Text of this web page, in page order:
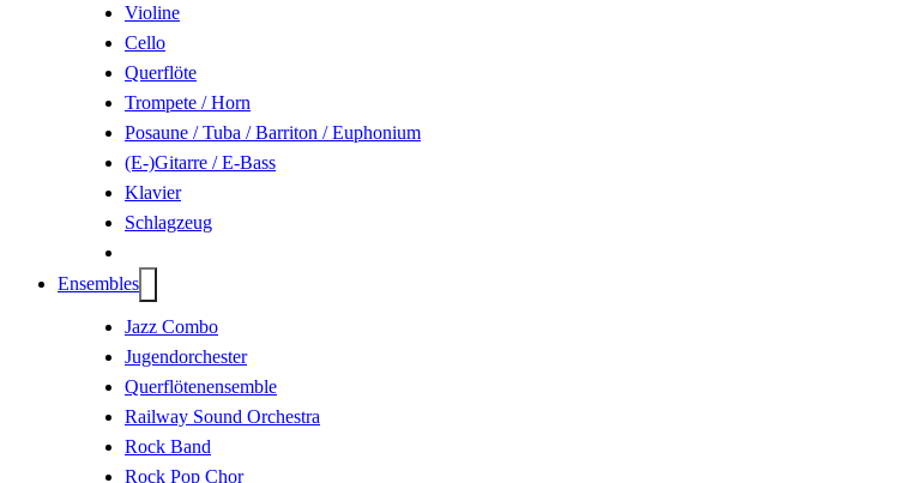
Violine
Cello
Querflöte
Trompete / Horn
Posaune / Tuba / Barriton / Euphonium
(E-)Gitarre / E-Bass
Klavier
Schlagzeug
Ensembles
Jazz Combo
Jugendorchester
Querflöten­ensemble
Railway Sound Orchestra
Rock Band
Rock Pop Chor